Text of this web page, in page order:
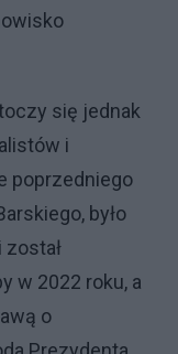
się jednak
i
poprzedniego
było
w 2022 roku, a
o